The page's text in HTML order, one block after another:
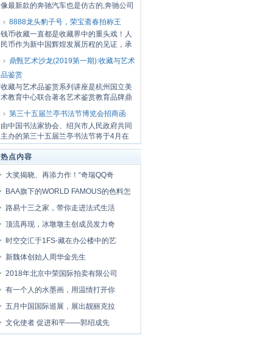
像最新款的奔驰汽车也是仿古的,奔驰公司
8888龙头豹子号，荣宝斋春拍称王
钱币收藏一直都是收藏界中的重头戏！人
民币作为新中国辉煌发展历程的见证，承
鼎甄艺术沙龙(2019第一期):收藏与艺术
品鉴赏
收藏与艺术品鉴赏系列讲座是杭州国立美
术教育中心联合著名艺术鉴赏教育品牌鼎
第三十五届兰亭书法节博览会招商函
由中国书法家协会、绍兴市人民政府共同
主办的第三十五届兰亭书法节将于4月在
绍兴隆重...
热点内容
大奖揭晓、再添力作！“奇瑞QQ奇
BAA旗下的WORLD FAMOUS的色料怎
路易十三之家，带你走进法式生活
顶流再现，冰墩墩主创成员发力奇
时空交汇于1FS-藏在办公楼中的艺
新魏体创始人周华金先生
2018年北京中荣国际拍卖有限公司
有一个人的水墨画，用温情打开你
五月中国国际巡展，展出靓丽克拉
文化使者 促进和平——郭绍成先